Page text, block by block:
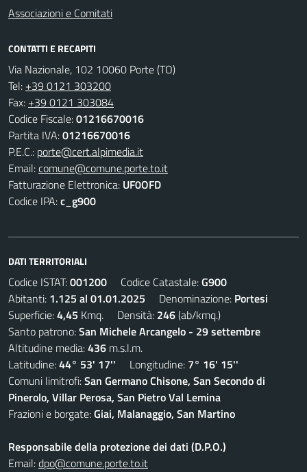
Associazioni e Comitati
CONTATTI E RECAPITI
Via Nazionale, 102 10060 Porte (TO)
Tel: +39 0121 303200
Fax: +39 0121 303084
Codice Fiscale:01216670016
Partita IVA:01216670016
P.E.C.: porte@cert.alpimedia.it
Email:comune@comune.porte.to.it
Fatturazione Elettronica: UF0OFD
Codice IPA:c_g900
DATI TERRITORIALI
Codice ISTAT:001200 Codice Catastale:G900
Abitanti: 1.125 al 01.01.2025 Denominazione: Portesi
Superficie:4,45 Kmq. Densità: 246(ab/kmq.)
Santo patrono:San Michele Arcangelo - 29 settembre
Altitudine media:436 m.s.l.m.
Latitudine:44° 53' 17'' Longitudine: 7° 16' 15''
Comuni limitrofi:San Germano Chisone, San Secondo di
Pinerolo, Villar Perosa, San Pietro Val Lemina
Frazioni e borgate:Giai, Malanaggio, San Martino
Responsabile della protezione dei dati (D.P.O.)
Email:dpo@comune.porte.to.it